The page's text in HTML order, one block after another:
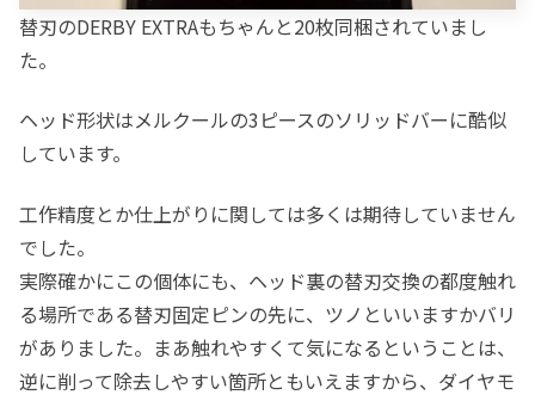
替刃のDERBY EXTRAもちゃんと20枚同梱されていまし
た。
ヘッド形状はメルクールの3ピースのソリッドバーに酷似
しています。
工作精度とか仕上がりに関しては多くは期待していません
でした。
実際確かにこの個体にも、ヘッド裏の替刃交換の都度触れ
る場所である替刃固定ピンの先に、ツノといいますかバリ
がありました。まあ触れやすくて気になるということは、
逆に削って除去しやすい箇所ともいえますから、ダイヤモ